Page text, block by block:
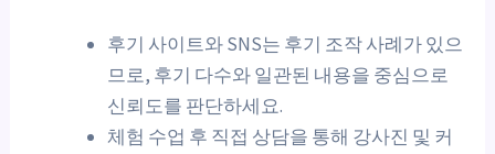
후기 사이트와 SNS는 후기 조작 사례가 있으
므로, 후기 다수와 일관된 내용을 중심으로
신뢰도를 판단하세요.
체험 수업 후 직접 상담을 통해 강사진 및 커